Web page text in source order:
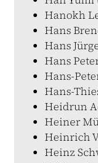
Hanokh
Hans
Hans
Hans
Hans-
Hans-
Heidrun
Heiner
Heinrich
Heinz